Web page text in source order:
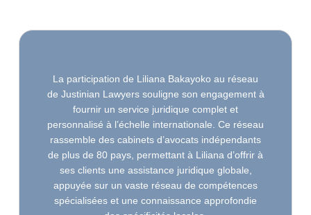
La participation de Liliana Bakayoko au réseau
de Justinian Lawyers souligne son engagement à
fournir un service juridique complet et
personnalisé à l’échelle internationale. Ce réseau
rassemble des cabinets d’avocats indépendants
de plus de 80 pays, permettant à Liliana d’offrir à
ses clients une assistance juridique globale,
appuyée sur un vaste réseau de compétences
spécialisées et une connaissance approfondie